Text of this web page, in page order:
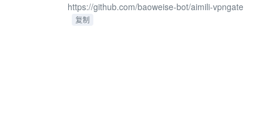
https://github.com/baoweise-bot/aimili-vpngate
复制